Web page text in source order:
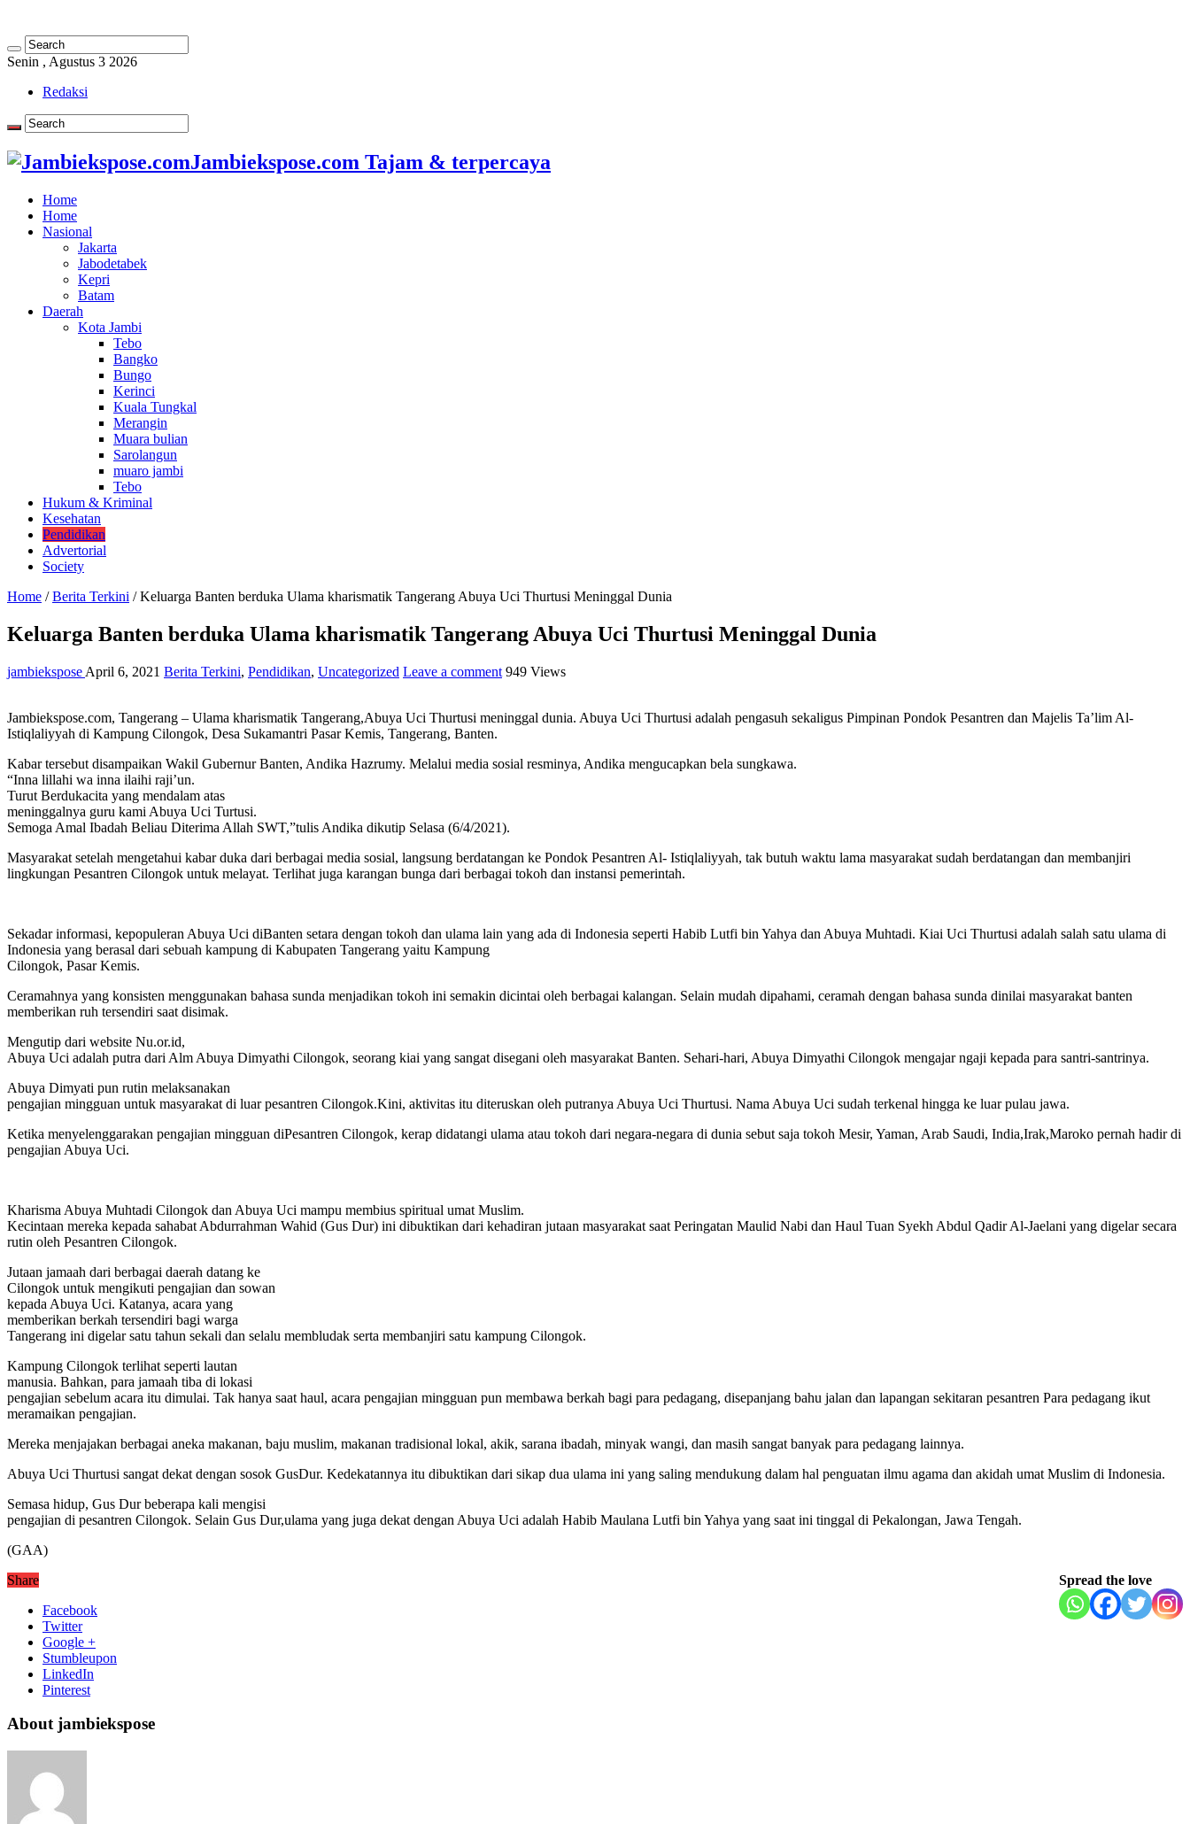
Senin , Agustus 3 2026
Redaksi
Jambiekspose.com Tajam & terpercaya
Home
Home
Nasional
Jakarta
Jabodetabek
Kepri
Batam
Daerah
Kota Jambi
Tebo
Bangko
Bungo
Kerinci
Kuala Tungkal
Merangin
Muara bulian
Sarolangun
muaro jambi
Tebo
Hukum & Kriminal
Kesehatan
Pendidikan
Advertorial
Society
Home / Berita Terkini / Keluarga Banten berduka Ulama kharismatik Tangerang Abuya Uci Thurtusi Meninggal Dunia
Keluarga Banten berduka Ulama kharismatik Tangerang Abuya Uci Thurtusi Meninggal Dunia
jambiekspose April 6, 2021 Berita Terkini, Pendidikan, Uncategorized Leave a comment 949 Views
Jambiekspose.com, Tangerang – Ulama kharismatik Tangerang,Abuya Uci Thurtusi meninggal dunia. Abuya Uci Thurtusi adalah pengasuh sekaligus Pimpinan Pondok Pesantren dan Majelis Ta’lim Al-
Istiqlaliyyah di Kampung Cilongok, Desa Sukamantri Pasar Kemis, Tangerang, Banten.
Kabar tersebut disampaikan Wakil Gubernur Banten, Andika Hazrumy. Melalui media sosial resminya, Andika mengucapkan bela sungkawa.
“Inna lillahi wa inna ilaihi raji’un.
Turut Berdukacita yang mendalam atas
meninggalnya guru kami Abuya Uci Turtusi.
Semoga Amal Ibadah Beliau Diterima Allah SWT,”tulis Andika dikutip Selasa (6/4/2021).
Masyarakat setelah mengetahui kabar duka dari berbagai media sosial, langsung berdatangan ke Pondok Pesantren Al- Istiqlaliyyah, tak butuh waktu lama masyarakat sudah berdatangan dan membanjiri
lingkungan Pesantren Cilongok untuk melayat. Terlihat juga karangan bunga dari berbagai tokoh dan instansi pemerintah.
Sekadar informasi, kepopuleran Abuya Uci diBanten setara dengan tokoh dan ulama lain yang ada di Indonesia seperti Habib Lutfi bin Yahya dan Abuya Muhtadi. Kiai Uci Thurtusi adalah salah satu ulama di
Indonesia yang berasal dari sebuah kampung di Kabupaten Tangerang yaitu Kampung
Cilongok, Pasar Kemis.
Ceramahnya yang konsisten menggunakan bahasa sunda menjadikan tokoh ini semakin dicintai oleh berbagai kalangan. Selain mudah dipahami, ceramah dengan bahasa sunda dinilai masyarakat banten
memberikan ruh tersendiri saat disimak.
Mengutip dari website Nu.or.id,
Abuya Uci adalah putra dari Alm Abuya Dimyathi Cilongok, seorang kiai yang sangat disegani oleh masyarakat Banten. Sehari-hari, Abuya Dimyathi Cilongok mengajar ngaji kepada para santri-santrinya.
Abuya Dimyati pun rutin melaksanakan
pengajian mingguan untuk masyarakat di luar pesantren Cilongok.Kini, aktivitas itu diteruskan oleh putranya Abuya Uci Thurtusi. Nama Abuya Uci sudah terkenal hingga ke luar pulau jawa.
Ketika menyelenggarakan pengajian mingguan diPesantren Cilongok, kerap didatangi ulama atau tokoh dari negara-negara di dunia sebut saja tokoh Mesir, Yaman, Arab Saudi, India,Irak,Maroko pernah hadir di
pengajian Abuya Uci.
Kharisma Abuya Muhtadi Cilongok dan Abuya Uci mampu membius spiritual umat Muslim.
Kecintaan mereka kepada sahabat Abdurrahman Wahid (Gus Dur) ini dibuktikan dari kehadiran jutaan masyarakat saat Peringatan Maulid Nabi dan Haul Tuan Syekh Abdul Qadir Al-Jaelani yang digelar secara
rutin oleh Pesantren Cilongok.
Jutaan jamaah dari berbagai daerah datang ke
Cilongok untuk mengikuti pengajian dan sowan
kepada Abuya Uci. Katanya, acara yang
memberikan berkah tersendiri bagi warga
Tangerang ini digelar satu tahun sekali dan selalu membludak serta membanjiri satu kampung Cilongok.
Kampung Cilongok terlihat seperti lautan
manusia. Bahkan, para jamaah tiba di lokasi
pengajian sebelum acara itu dimulai. Tak hanya saat haul, acara pengajian mingguan pun membawa berkah bagi para pedagang, disepanjang bahu jalan dan lapangan sekitaran pesantren Para pedagang ikut
meramaikan pengajian.
Mereka menjajakan berbagai aneka makanan, baju muslim, makanan tradisional lokal, akik, sarana ibadah, minyak wangi, dan masih sangat banyak para pedagang lainnya.
Abuya Uci Thurtusi sangat dekat dengan sosok GusDur. Kedekatannya itu dibuktikan dari sikap dua ulama ini yang saling mendukung dalam hal penguatan ilmu agama dan akidah umat Muslim di Indonesia.
Semasa hidup, Gus Dur beberapa kali mengisi
pengajian di pesantren Cilongok. Selain Gus Dur,ulama yang juga dekat dengan Abuya Uci adalah Habib Maulana Lutfi bin Yahya yang saat ini tinggal di Pekalongan, Jawa Tengah.
(GAA)
Spread the love
Share
Facebook
Twitter
Google +
Stumbleupon
LinkedIn
Pinterest
About jambiekspose